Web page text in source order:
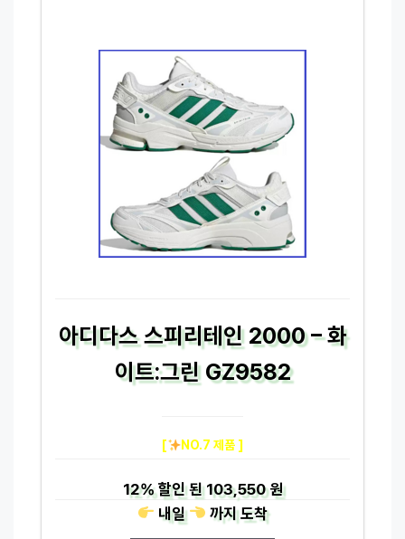
아디다스 스피리테인 2000 – 화
이트:그린 GZ9582
[ NO.7 제품 ]
12%할인 된103,550 원
내일
까지도착